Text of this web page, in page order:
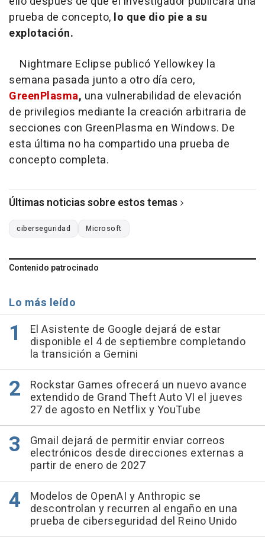
prueba de concepto, lo que dio pie a su
explotación.
Nightmare Eclipse publicó Yellowkey la
semana pasada junto a otro día cero,
GreenPlasma, una vulnerabilidad de elevación
de privilegios mediante la creación arbitraria de
secciones con GreenPlasma en Windows. De
esta última no ha compartido una prueba de
concepto completa.
Últimas noticias sobre estos temas
ciberseguridad Microsoft
Contenido patrocinado
Lo más leído
El Asistente de Google dejará de estar
disponible el 4 de septiembre completando
la transición a Gemini
Rockstar Games ofrecerá un nuevo avance
extendido de Grand Theft Auto VI el jueves
27 de agosto en Netflix y YouTube
Gmail dejará de permitir enviar correos
electrónicos desde direcciones externas a
partir de enero de 2027
Modelos de OpenAI y Anthropic se
descontrolan y recurren al engaño en una
prueba de ciberseguridad del Reino Unido